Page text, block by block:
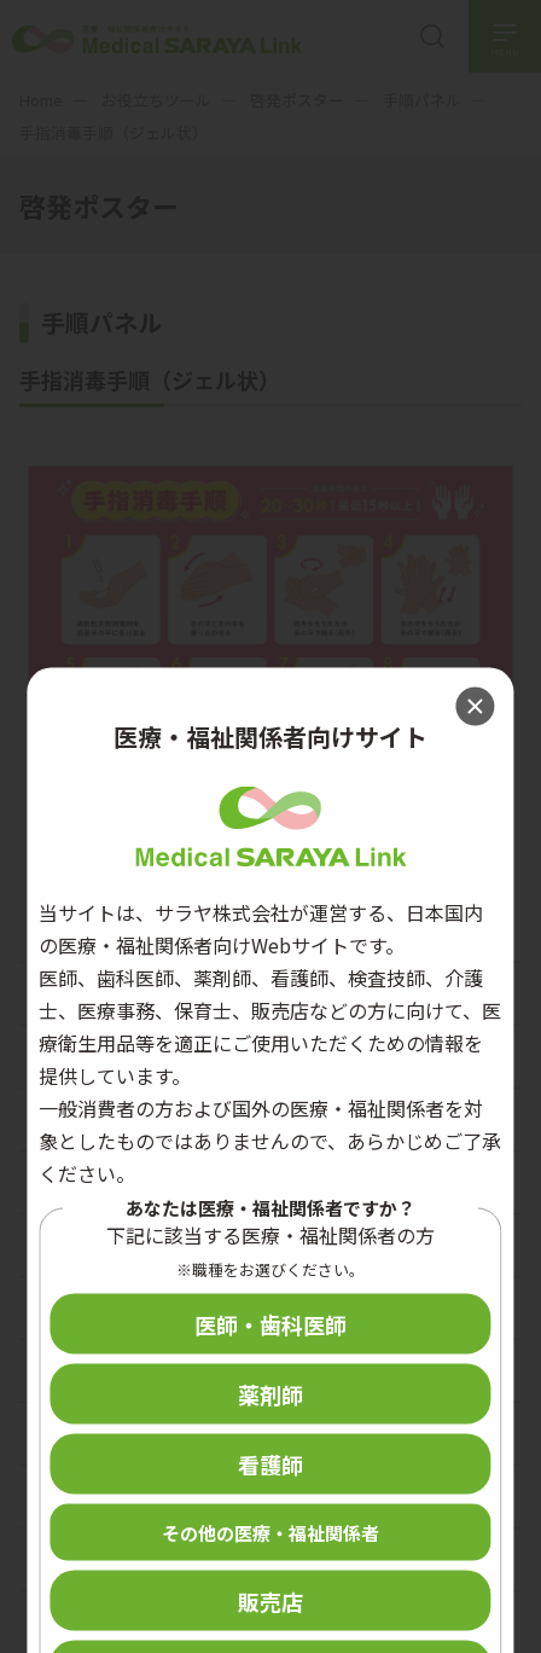
PDFをダウンロード
教育用動画
感染対策NG集
トレーニング動画
手指衛生
個人防護具（PPE）
環境整備
再生処理
食品衛生
その他
製品を用いた手順例
啓発ポスター
医療・福祉関係者向けサイト
当サイトは、サラヤ株式会社が運営する、日本国内
の医療・福祉関係者向けWebサイトです。
医師、歯科医師、薬剤師、看護師、検査技師、介護
士、医療事務、保育士、販売店などの方に向けて、医
療衛生用品等を適正にご使用いただくための情報を
提供しています。
一般消費者の方および国外の医療・福祉関係者を対
象としたものではありませんので、あらかじめご了承
ください。
あなたは医療・福祉関係者ですか？
下記に該当する医療・福祉関係者の方
※職種をお選びください。
医師・歯科医師
薬剤師
看護師
その他の医療・福祉関係者
販売店